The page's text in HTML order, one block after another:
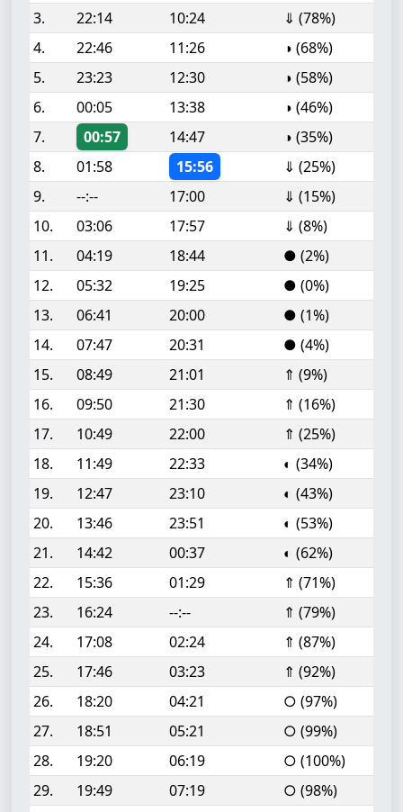
3.
22:14 10:24
⇓ (78%)
4.
22:46 11:26
◑ (68%)
5.
23:23 12:30
◑ (58%)
6.
00:05 13:38
◑ (46%)
7.
00:57 14:47
◑ (35%)
8.
01:58 15:56
⇓ (25%)
9.
--:-- 17:00
⇓ (15%)
10.
03:06 17:57
⇓ (8%)
11.
04:19 18:44
● (2%)
12.
05:32 19:25
● (0%)
13.
06:41 20:00
● (1%)
14.
07:47 20:31
● (4%)
15.
08:49 21:01
⇑ (9%)
16.
09:50 21:30
⇑ (16%)
17.
10:49 22:00
⇑ (25%)
18.
11:49 22:33
◐ (34%)
19.
12:47 23:10
◐ (43%)
20.
13:46 23:51
◐ (53%)
21.
14:42 00:37
◐ (62%)
22.
15:36 01:29
⇑ (71%)
23.
16:24 --:--
⇑ (79%)
24.
17:08 02:24
⇑ (87%)
25.
17:46 03:23
⇑ (92%)
26.
18:20 04:21
○ (97%)
27.
18:51 05:21
○ (99%)
28.
19:20 06:19
○ (100%)
29.
19:49 07:19
○ (98%)